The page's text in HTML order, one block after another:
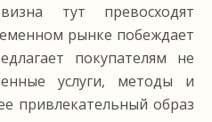
тут превосходят
рынке побеждает
покупателям не
услуги, методы и
привлекательный образ